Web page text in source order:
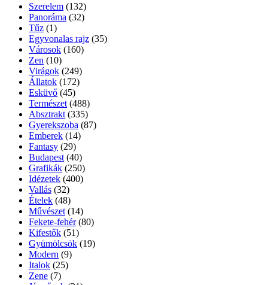
Szerelem (132)
Panoráma (32)
Tűz (1)
Egyvonalas rajz (35)
Városok (160)
Zen (10)
Virágok (249)
Állatok (172)
Esküvő (45)
Természet (488)
Absztrakt (335)
Gyerekszoba (87)
Emberek (14)
Fantasy (29)
Budapest (40)
Grafikák (250)
Idézetek (400)
Vallás (32)
Ételek (48)
Művészet (14)
Fekete-fehér (80)
Kifestők (51)
Gyümölcsök (19)
Modern (9)
Italok (25)
Zene (7)